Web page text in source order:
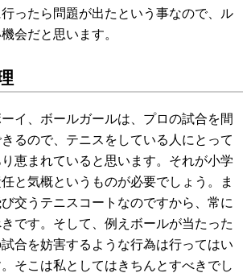
ったら問題が出たという事なので、ル
会だと思います。
イ、ボールガールは、プロの試合を間
るので、テニスをしている人にとって
恵まれていると思います。それが小学
と気概というものが必要でしょう。ま
交うテニスコートなのですから、常に
です。そして、例えボールが当たった
合を妨害するような行為は行ってはい
そこは私としてはきちんとすべきでし